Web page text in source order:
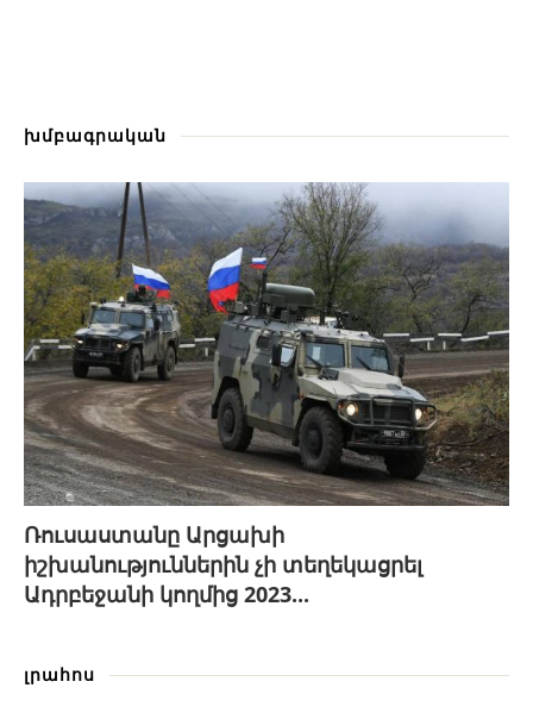
խմբագրական
Ռուսաստանը Արցախի
իշխանություններին չի տեղեկացրել
Ադրբեջանի կողմից 2023...
լրահոս